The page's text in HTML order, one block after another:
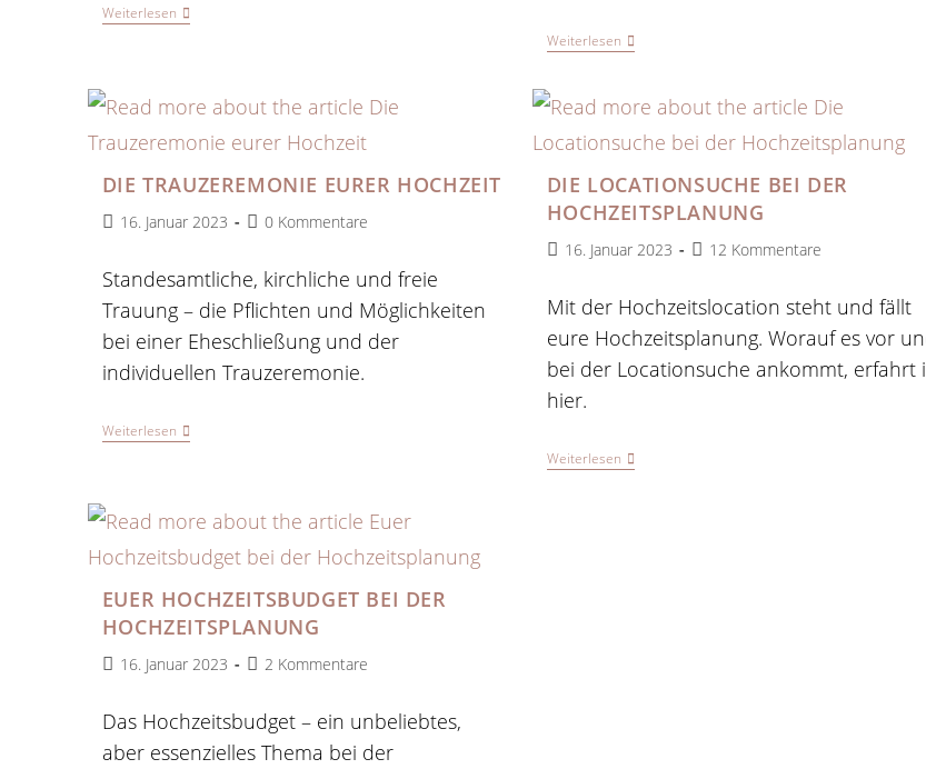
WeiterlesenHochzeitsplanung
Mit
WeiterlesenWas
Macht
Zeremonienmeisterin?
DIE TRAUZEREMONIE EURER HOCHZEIT
Beitrag
16. Januar 2023
Beitrags-
0 Kommentare
Standesamtliche, kirchliche und freie
Trauung – die Pflichten und Möglichkeiten
bei einer Eheschließung und der
individuellen Trauzeremonie.
WeiterlesenDie
Trauzeremonie
DIE LOCATIONSUCHE BEI DER
HOCHZEITSPLANUNG
Beitrag
16. Januar 2023
Beitrags-
12 Kommentare
Mit der Hochzeitslocation steht und fällt
eure Hochzeitsplanung. Worauf es vor
bei der Locationsuche ankommt, erfahrt
hier.
WeiterlesenDie
Locationsuche
EUER HOCHZEITSBUDGET BEI DER
HOCHZEITSPLANUNG
Beitrag
16. Januar 2023
Beitrags-
2 Kommentare
Das Hochzeitsbudget – ein unbeliebtes,
aber essenzielles Thema bei der